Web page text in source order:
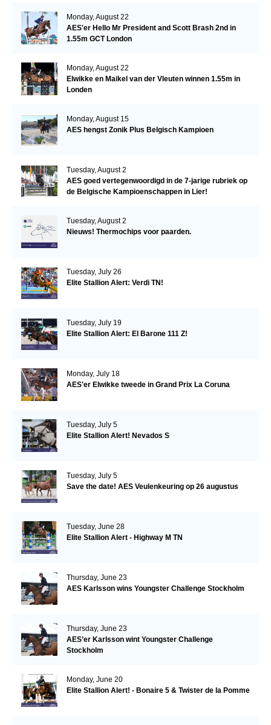
Monday, August 22
AES'er Hello Mr President and Scott Brash 2nd in
1.55m GCT London
Monday, August 22
Elwikke en Maikel van der Vleuten winnen 1.55m in
Londen
Monday, August 15
AES hengst Zonik Plus Belgisch Kampioen
Tuesday, August 2
AES goed vertegenwoordigd in de 7-jarige rubriek op
de Belgische Kampioenschappen in Lier!
Tuesday, August 2
Nieuws! Thermochips voor paarden.
Tuesday, July 26
Elite Stallion Alert: Verdi TN!
Tuesday, July 19
Elite Stallion Alert: El Barone 111 Z!
Monday, July 18
AES'er Elwikke tweede in Grand Prix La Coruna
Tuesday, July 5
Elite Stallion Alert! Nevados S
Tuesday, July 5
Save the date! AES Veulenkeuring op 26 augustus
Tuesday, June 28
Elite Stallion Alert - Highway M TN
Thursday, June 23
AES Karlsson wins Youngster Challenge Stockholm
Thursday, June 23
AES’er Karlsson wint Youngster Challenge
Stockholm
Monday, June 20
Elite Stallion Alert! - Bonaire 5 & Twister de la Pomme